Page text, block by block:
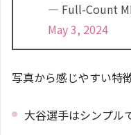
— Full-Count
May 3, 2024
写真から感じやすい特
大谷選手はシンプル